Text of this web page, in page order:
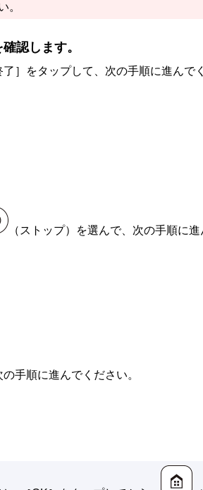
。
認します。
了 ］をタップして、次の手順に進んで
（ ストップ）を選んで、次の手順に進
手順に進んでください。